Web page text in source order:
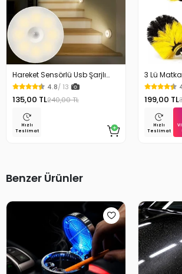
Hareket Sensörlü Usb Şarjlı
Beyaz Led Işık Lamba
4.8/ 13
135,00 TL240,00 TL
Hızlı
Teslimat
3 Lü
Temizlik
199,00 TL
Hızlı
Teslimat
Benzer Ürünler